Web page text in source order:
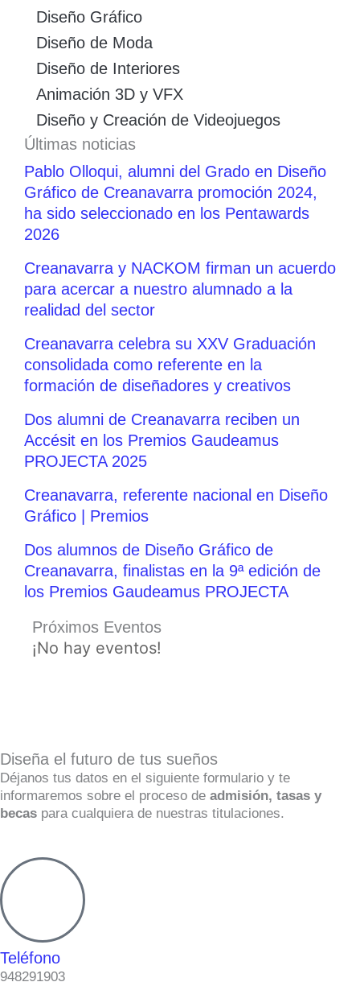
Diseño Gráfico
Diseño de Moda
Diseño de Interiores
Animación 3D y VFX
Diseño y Creación de Videojuegos
Últimas noticias
Pablo Olloqui, alumni del Grado en Diseño
Gráfico de Creanavarra promoción 2024,
ha sido seleccionado en los Pentawards
2026
Creanavarra y NACKOM firman un acuerdo
para acercar a nuestro alumnado a la
realidad del sector
Creanavarra celebra su XXV Graduación
consolidada como referente en la
formación de diseñadores y creativos
Dos alumni de Creanavarra reciben un
Accésit en los Premios Gaudeamus
PROJECTA 2025
Creanavarra, referente nacional en Diseño
Gráfico | Premios
Dos alumnos de Diseño Gráfico de
Creanavarra, finalistas en la 9ª edición de
los Premios Gaudeamus PROJECTA
Próximos Eventos
¡No hay eventos!
Diseña el futuro de tus sueños
Déjanos tus datos en el siguiente formulario y te
informaremos sobre el proceso de admisión, tasas y
becas para cualquiera de nuestras titulaciones.
Teléfono
948291903